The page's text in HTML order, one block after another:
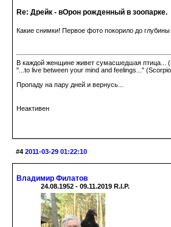
Re: Дрейк - вОрон рожденный в зоопарке.
Какие снимки! Первое фото покорило до
В каждой женщине живет сумасшедшая птица...
"...to live between your mind and feelings..."
Пропаду на пару дней и вернусь...
Неактивен
#4 2011-03-29 01:22:10
Владимир Филатов
24.08.1952 - 09.11.2019 R.I.P.